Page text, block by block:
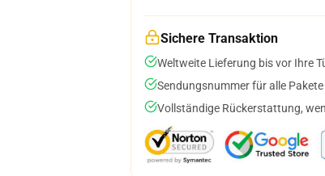
Sichere Transaktion
Weltweite Lieferung bis vor Ihre
Sendungsnummer für alle
Vollständige Rückerstattung,